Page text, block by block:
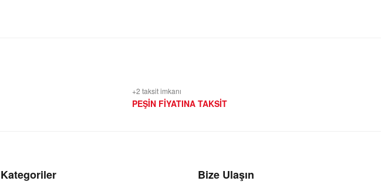
+2 taksit imkanı
PEŞİN FİYATINA TAKSİT
Kategoriler Bize Ulaşın